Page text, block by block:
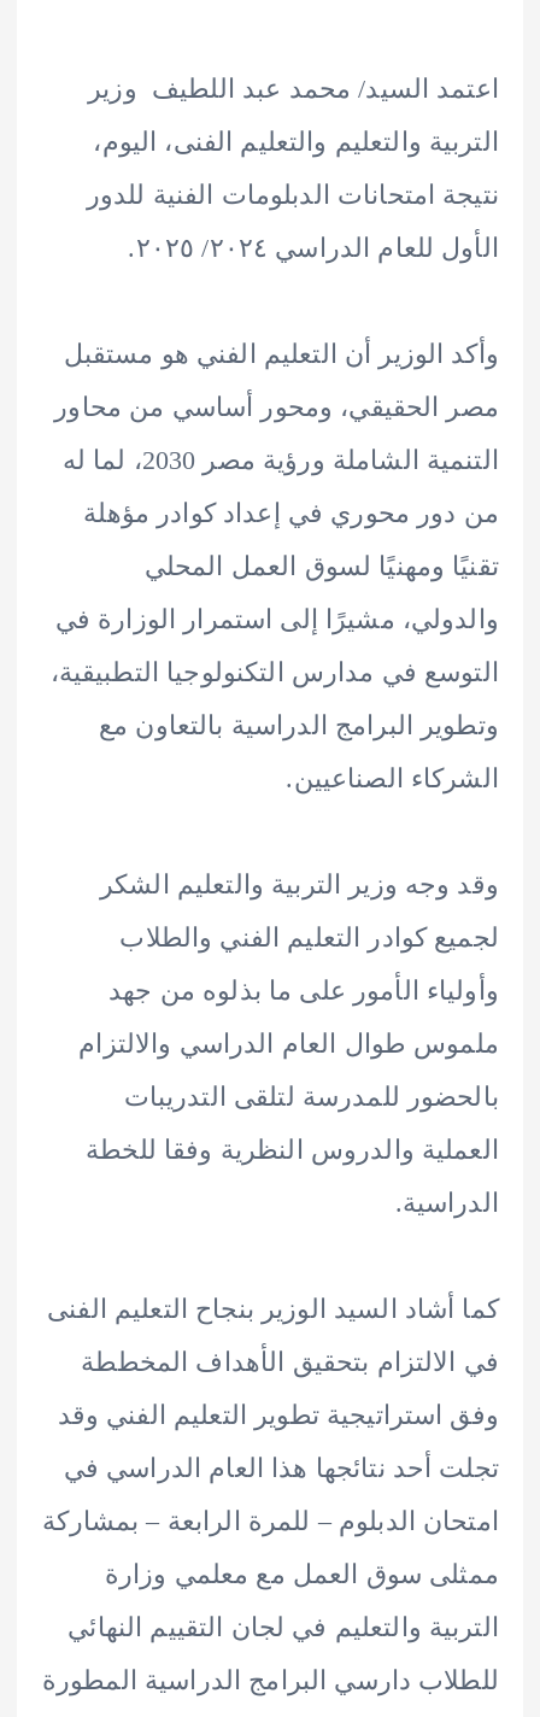
السيد/ محمد عبد اللطيف وزير
والتعليم والتعليم الفنى، اليوم،
امتحانات الدبلومات الفنية للدور
الدراسي ٢٠٢٤/ ٢٠٢٥.
الوزير أن التعليم الفني هو مستقبل
الحقيقي، ومحور أساسي من محاور
التنمية الشاملة ورؤية مصر 2030، لما له
محوري في إعداد كوادر مؤهلة
ومهنيًا لسوق العمل المحلي
مشيرًا إلى استمرار الوزارة في
في مدارس التكنولوجيا التطبيقية،
البرامج الدراسية بالتعاون مع
الصناعيين.
وزير التربية والتعليم الشكر
كوادر التعليم الفني والطلاب
الأمور على ما بذلوه من جهد
طوال العام الدراسي والالتزام
للمدرسة لتلقى التدريبات
والدروس النظرية وفقا للخطة
السيد الوزير بنجاح التعليم الفنى
بتحقيق الأهداف المخططة
تطوير التعليم الفني وقد
أحد نتائجها هذا العام الدراسي في
الدبلوم – للمرة الرابعة – بمشاركة
سوق العمل مع معلمي وزارة
والتعليم في لجان التقييم النهائي
دارسي البرامج الدراسية المطورة